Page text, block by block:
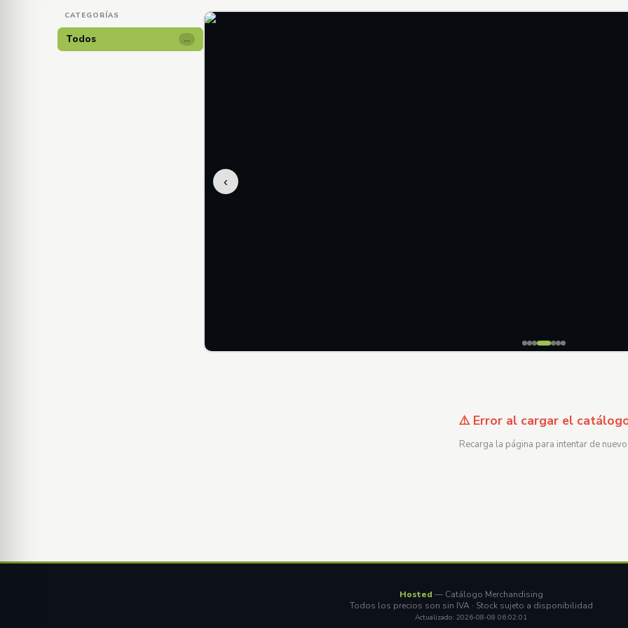
CATEGORÍAS
Todos …
‹
⚠️ Error al cargar el
Recarga la página para intentar de
Hosted — Catálogo Merchandising
Todos los precios son sin IVA · Stock sujeto a disponibilidad
Actualizado: 2026-08-08 06:02:01